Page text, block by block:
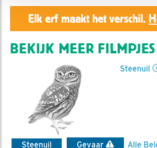
Elk erf maakt het verschil.
BEKIJK MEER
Steenuil
Steenuil Gevaar
Alle